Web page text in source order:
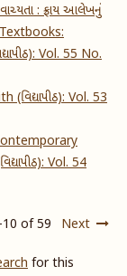
: ફ્રાય આલેખનું
Vol. 55 No.
(વિદ્યાપીઠ): Vol. 53
Vol. 54
10 of 59 Next
for this